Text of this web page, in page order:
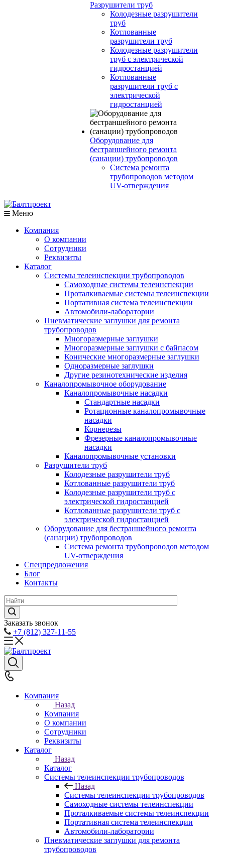
Разрушители труб
Колодезные разрушители
труб
Котлованные
разрушители труб
Колодезные разрушители
труб с электрической
гидростанцией
Котлованные
разрушители труб с
электрической
гидростанцией
Оборудование для
бестраншейного ремонта
(санации) трубопроводов
Система ремонта
трубопроводов методом
UV-отверждения
Меню
Компания
О компании
Сотрудники
Реквизиты
Каталог
Системы телеинспекции трубопроводов
Самоходные системы телеинспекции
Проталкиваемые системы телеинспекции
Портативная система телеинспекции
Автомобили-лаборатории
Пневматические заглушки для ремонта
трубопроводов
Многоразмерные заглушки
Многоразмерные заглушки с байпасом
Конические многоразмерные заглушки
Одноразмерные заглушки
Другие резинотехнические изделия
Каналопромывочное оборудование
Каналопромывочные насадки
Стандартные насадки
Ротационные каналопромывочные
насадки
Корнерезы
Фрезерные каналопромывочные
насадки
Каналопромывочные установки
Разрушители труб
Колодезные разрушители труб
Котлованные разрушители труб
Колодезные разрушители труб с
электрической гидростанцией
Котлованные разрушители труб с
электрической гидростанцией
Оборудование для бестраншейного ремонта
(санации) трубопроводов
Система ремонта трубопроводов методом
UV-отверждения
Спецпредложения
Блог
Контакты
Заказать звонок
+7 (812) 327-11-55
Компания
Назад
Компания
О компании
Сотрудники
Реквизиты
Каталог
Назад
Каталог
Системы телеинспекции трубопроводов
Назад
Системы телеинспекции трубопроводов
Самоходные системы телеинспекции
Проталкиваемые системы телеинспекции
Портативная система телеинспекции
Автомобили-лаборатории
Пневматические заглушки для ремонта
трубопроводов